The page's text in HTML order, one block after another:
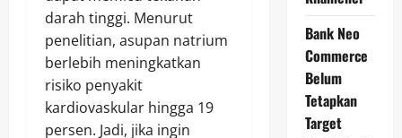
darah tinggi. Menurut
penelitian, asupan natrium
berlebih meningkatkan
risiko penyakit
kardiovaskular hingga 19
persen. Jadi, jika ingin
Bank Neo
Commerce
Belum
Tetapkan
Target